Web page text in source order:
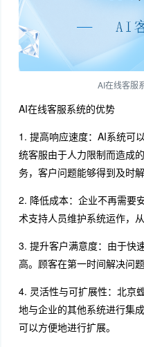
AI在线客服
AI在线客服系统的优势
1. 提高响应速度：AI系统可
统客服由于人力限制而造成
务，客户问题能够得到及时解
2. 降低成本：企业不再需要
术支持人员维护系统运作，
3. 提升客户满意度：由于快
高。顾客在第一时间解决问
4. 灵活性与可扩展性：北京
地与企业的其他系统进行集
可以方便地进行扩展。